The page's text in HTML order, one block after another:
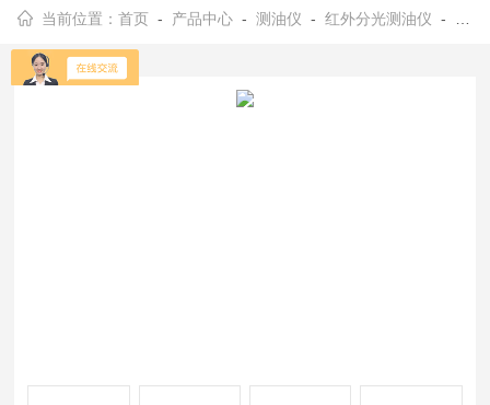
当前位置：首页 - 产品中心 -测油仪 -红外分光测油仪 - HX-OIL-100B便携式红外分光测油仪